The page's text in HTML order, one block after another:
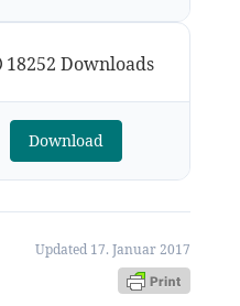
18252 Downloads
Download
Updated 17. Januar 2017